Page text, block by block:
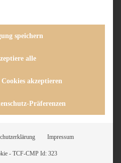
speichern
alle
Cookies akzeptieren
Präferenzen
Impressum
- TCF-CMP Id: 323